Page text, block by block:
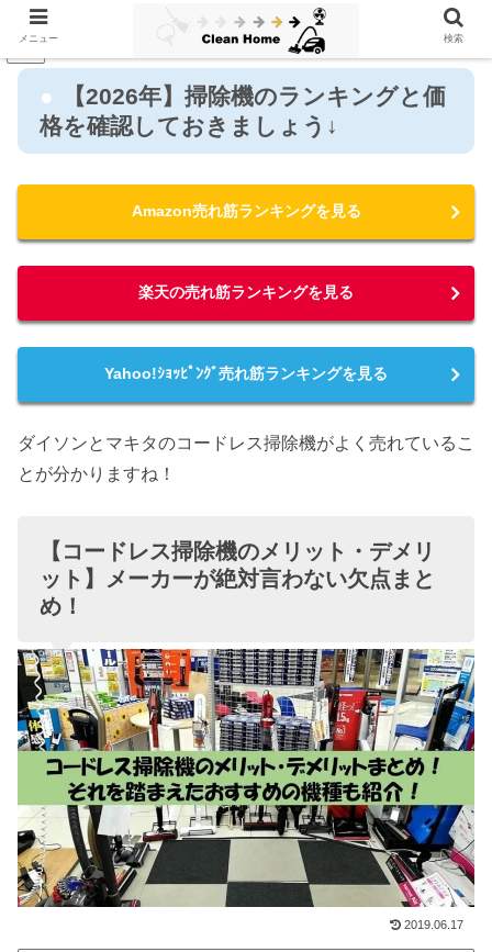
【2026年】掃除機のランキングと価
格を確認しておきましょう↓
Amazon売れ筋ランキングを見る
楽天の売れ筋ランキングを見る
Yahoo!ｼｮｯﾋﾟﾝｸﾞ売れ筋ランキングを見る
ダイソンとマキタのコードレス掃除機がよく売れているこ
とが分かりますね！
【コードレス掃除機のメリット・デメリ
ット】メーカーが絶対言わない欠点まと
め！
2019.06.17
メニュー 検索